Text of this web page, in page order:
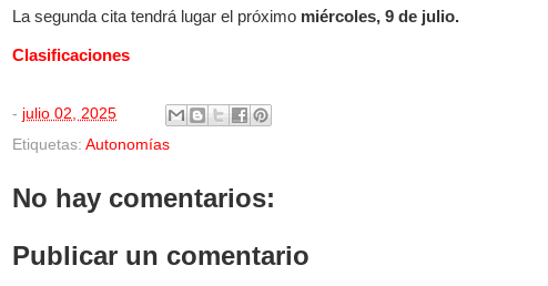
La segunda cita tendrá lugar el próximo miércoles, 9 de julio.
Clasificaciones
- julio 02, 2025
Etiquetas: Autonomías
No hay comentarios:
Publicar un comentario